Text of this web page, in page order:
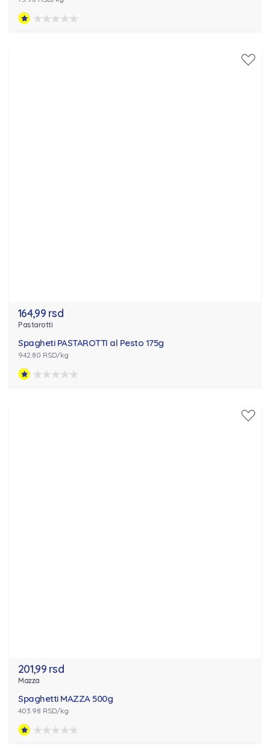
164,99 rsd
Pastarotti
Spagheti PASTAROTTI al Pesto 175g
942.80 RSD/kg
201,99 rsd
Mazza
Spaghetti MAZZA 500g
403.98 RSD/kg